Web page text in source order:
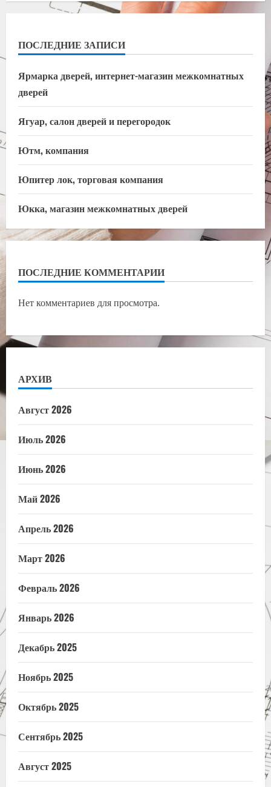
ПОСЛЕДНИЕ ЗАПИСИ
Ярмарка дверей, интернет-магазин межкомнатных
дверей
Ягуар, салон дверей и перегородок
Ютм, компания
Юпитер лок, торговая компания
Юкка, магазин межкомнатных дверей
ПОСЛЕДНИЕ КОММЕНТАРИИ
Нет комментариев для просмотра.
АРХИВ
Август 2026
Июль 2026
Июнь 2026
Май 2026
Апрель 2026
Март 2026
Февраль 2026
Январь 2026
Декабрь 2025
Ноябрь 2025
Октябрь 2025
Сентябрь 2025
Август 2025